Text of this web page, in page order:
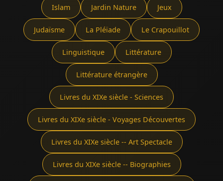
Islam Jardin Nature Jeux
Judaïsme La Pléïade Le Crapouillot
Linguistique Littérature
Littérature étrangère
Livres du XIXe siècle - Sciences
Livres du XIXe siècle - Voyages Découvertes
Livres du XIXe siècle -- Art Spectacle
Livres du XIXe siècle -- Biographies